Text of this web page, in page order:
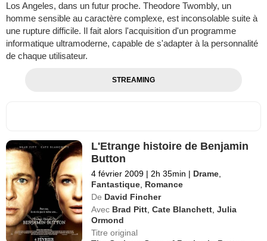
Los Angeles, dans un futur proche. Theodore Twombly, un
homme sensible au caractère complexe, est inconsolable suite à
une rupture difficile. Il fait alors l'acquisition d'un programme
informatique ultramoderne, capable de s'adapter à la personnalité
de chaque utilisateur.
STREAMING
L'Etrange histoire de Benjamin
Button
4 février 2009 | 2h 35min | Drame,
Fantastique, Romance
De David Fincher
Avec Brad Pitt,Cate Blanchett,Julia
Ormond
Titre original